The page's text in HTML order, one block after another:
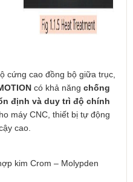
cứng cao đồng bộ giữa trục,
có khả năng chống
định và duy trì độ chính
máy CNC, thiết bị tự động
cao.
kim Crom – Molypden